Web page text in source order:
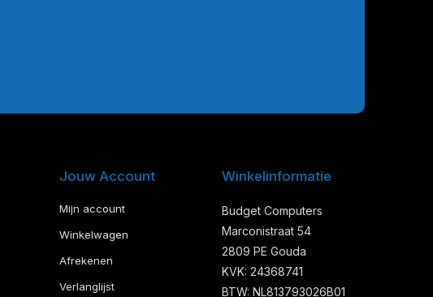
Jouw Account
Mijn account
Winkelwagen
Afrekenen
Verlanglijst
Winkelinformatie
Budget Computers
Marconistraat 54
2809 PE Gouda
KVK: 24368741
BTW: NL813793026B01